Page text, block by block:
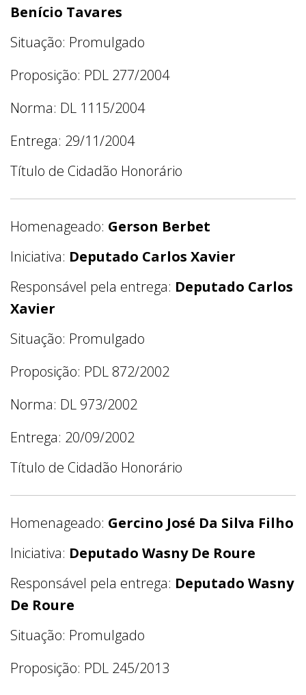
Benício Tavares
Situação: Promulgado
Proposição: PDL 277/2004
Norma: DL 1115/2004
Entrega: 29/11/2004
Título de Cidadão Honorário
Homenageado: Gerson Berbet
Iniciativa: Deputado Carlos Xavier
Responsável pela entrega: Deputado Carlos
Xavier
Situação: Promulgado
Proposição: PDL 872/2002
Norma: DL 973/2002
Entrega: 20/09/2002
Título de Cidadão Honorário
Homenageado: Gercino José Da Silva Filho
Iniciativa: Deputado Wasny De Roure
Responsável pela entrega: Deputado Wasny
De Roure
Situação: Promulgado
Proposição: PDL 245/2013